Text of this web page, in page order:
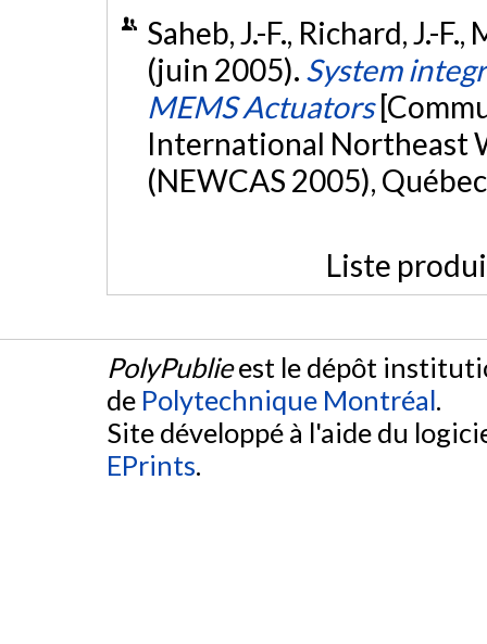
Saheb, J.-F., Richard, J.-
(juin 2005). System
MEMS Actuators
International Northeast
(NEWCAS 2005),
Liste
PolyPublieest le dépôt
de Polytechnique Montréal.
Site développé à l'aide du
EPrints.